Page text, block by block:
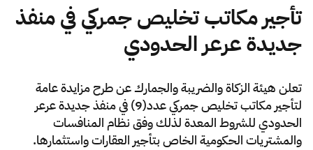
بحث بحث AI
اقتراحات
الزكاة الجمارك
ضريبة القيمة المضافة
الإقرار الضريبي
التصرفات العقارية
تأجير مكاتب تخليص جمركي في منفذ
جديدة عرعر الحدودي
​​​​تعلن هيئة الزكاة والضريبة والجمارك عن طرح مزايدة عامة
لتأجير مكاتب تخليص جمركي عدد(9) في منفذ جديدة عرعر
الحدودي للشروط المعدة لذلك وفق نظام المنافسات
والمشتريات الحكومية الخاص بتأجير العقارات واستثمارها.